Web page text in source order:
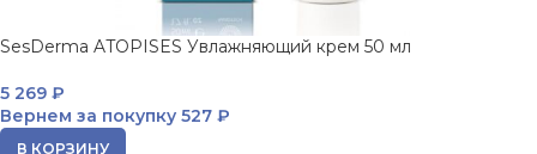
SesDerma ATOPISES Увлажняющий крем 50 мл
5 269 ₽
Вернем за покупку 527 ₽
В КОРЗИНУ